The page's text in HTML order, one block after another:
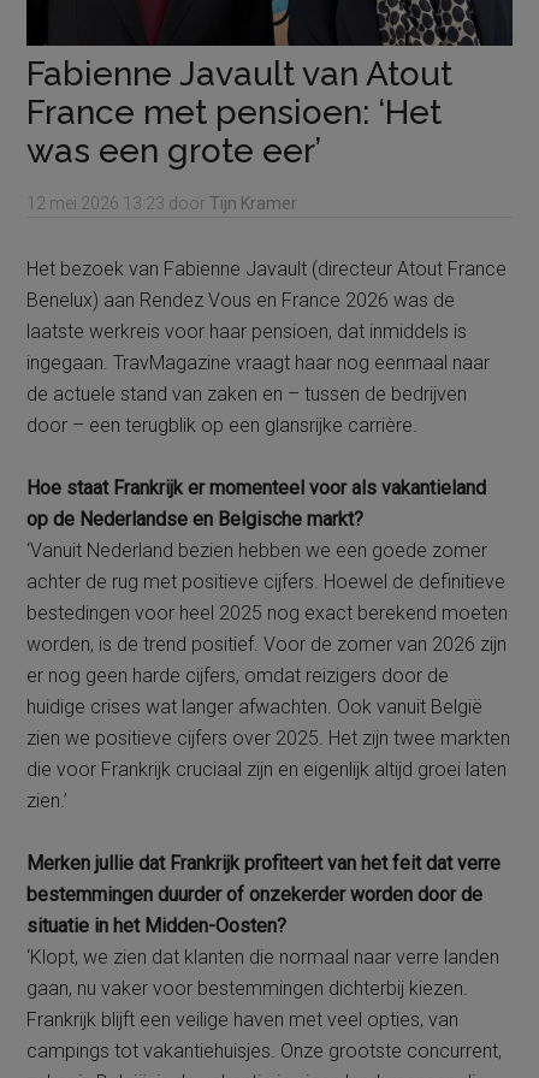
Fabienne Javault van Atout
France met pensioen: ‘Het
was een grote eer’
12 mei 2026 13:23 door Tijn Kramer
Het bezoek van Fabienne Javault (directeur Atout France
Benelux) aan Rendez Vous en France 2026 was de
laatste werkreis voor haar pensioen, dat inmiddels is
ingegaan. TravMagazine vraagt haar nog eenmaal naar
de actuele stand van zaken en – tussen de bedrijven
door – een terugblik op een glansrijke carrière.
Hoe staat Frankrijk er momenteel voor als vakantieland
op de Nederlandse en Belgische markt?
‘Vanuit Nederland bezien hebben we een goede zomer
achter de rug met positieve cijfers. Hoewel de definitieve
bestedingen voor heel 2025 nog exact berekend moeten
worden, is de trend positief. Voor de zomer van 2026 zijn
er nog geen harde cijfers, omdat reizigers door de
huidige crises wat langer afwachten. Ook vanuit België
zien we positieve cijfers over 2025. Het zijn twee markten
die voor Frankrijk cruciaal zijn en eigenlijk altijd groei laten
zien.’
Merken jullie dat Frankrijk profiteert van het feit dat verre
bestemmingen duurder of onzekerder worden door de
situatie in het Midden-Oosten?
‘Klopt, we zien dat klanten die normaal naar verre landen
gaan, nu vaker voor bestemmingen dichterbij kiezen.
Frankrijk blijft een veilige haven met veel opties, van
campings tot vakantiehuisjes. Onze grootste concurrent,